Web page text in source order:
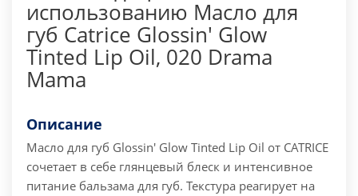
использованию Масло для
губ Catrice Glossin' Glow
Tinted Lip Oil, 020 Drama
Mama
Описание
Масло для губ Glossin' Glow Tinted Lip Oil от CATRICE
сочетает в себе глянцевый блеск и интенсивное
питание бальзама для губ. Текстура реагирует на